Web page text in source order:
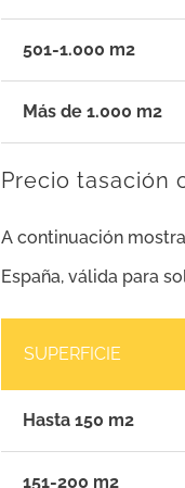
501-1.000 m2
Más de 1.000 m2
Precio tasación
A continuación
España, válida para
SUPERFICIE
Hasta 150 m2
151-200 m2